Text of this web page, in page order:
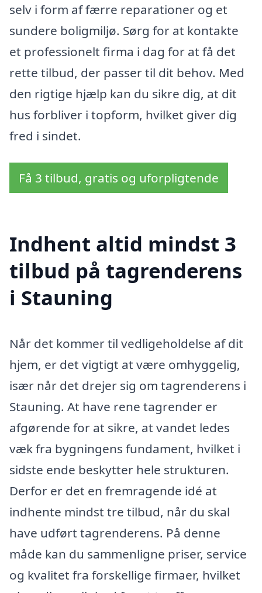
selv i form af færre reparationer og et
sundere boligmiljø. Sørg for at kontakte
et professionelt firma i dag for at få det
rette tilbud, der passer til dit behov. Med
den rigtige hjælp kan du sikre dig, at dit
hus forbliver i topform, hvilket giver dig
fred i sindet.
Få 3 tilbud, gratis og uforpligtende
Indhent altid mindst 3
tilbud på tagrenderens
i Stauning
Når det kommer til vedligeholdelse af dit
hjem, er det vigtigt at være omhyggelig,
især når det drejer sig om tagrenderens i
Stauning. At have rene tagrender er
afgørende for at sikre, at vandet ledes
væk fra bygningens fundament, hvilket i
sidste ende beskytter hele strukturen.
Derfor er det en fremragende idé at
indhente mindst tre tilbud, når du skal
have udført tagrenderens. På denne
måde kan du sammenligne priser, service
og kvalitet fra forskellige firmaer, hvilket